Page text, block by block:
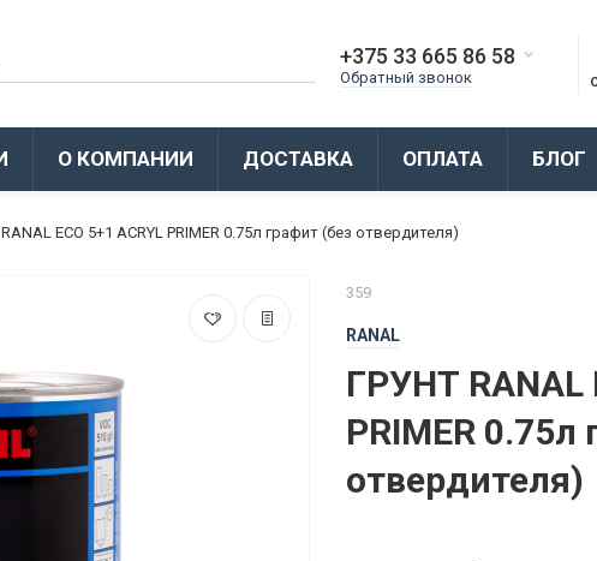
+375 33 665 86 58
Обратный звонок
О КОМПАНИИ ДОСТАВКА ОПЛАТА БЛОГ
ECO 5+1 ACRYL PRIMER 0.75л графит (без отвердителя)
359
RANAL
ГРУНТ RANAL
PRIMER 0.75л
отвердителя)